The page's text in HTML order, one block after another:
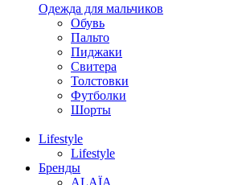
Одежда для мальчиков
Обувь
Пальто
Пиджаки
Свитера
Толстовки
Футболки
Шорты
Lifestyle
Lifestyle
Бренды
ALAÏA